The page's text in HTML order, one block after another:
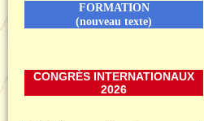
FORMATION
(nouveau texte)
CONGRÈS INTERNATIONAUX
2026